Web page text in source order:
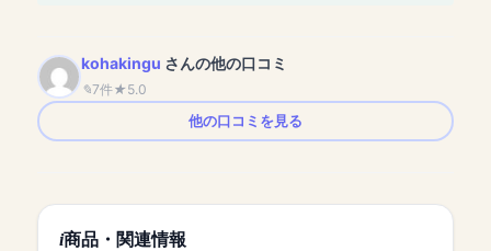
kohakingu さんの他の口コミ
7件
5.0
他の口コミを見る
商品・関連情報